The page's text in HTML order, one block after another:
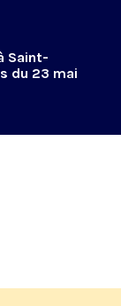
Saint-
du 23 mai